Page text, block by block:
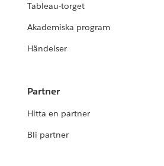
Tableau-torget
Akademiska program
Händelser
Partner
Hitta en partner
Bli partner